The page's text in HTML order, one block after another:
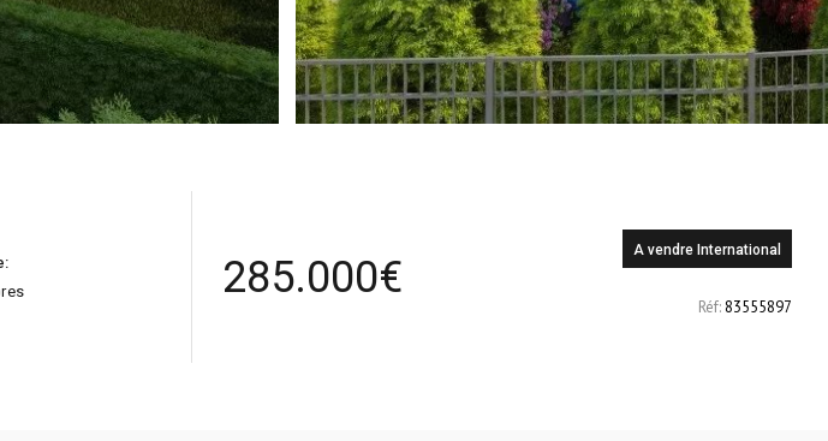
285.000€
A vendre International
Réf: 83555897